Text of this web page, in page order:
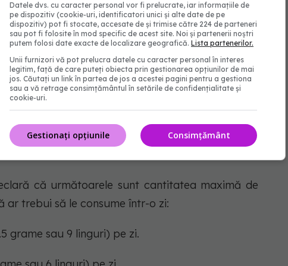
de cancer, potrivitHealthline.
sigură de zahăr pentru a
la această întrebare. În timp ce unii oameni ar
alții pot consuma cantități mari, fără efecte
că următoarele sunt cantitatea maximă de
trebui să le consume într-o zi:
grame sau 9 linguri) pe zi.
Datele dvs. cu caracter personal vor fi prelucrate, iar informațiile de
pe dispozitiv (cookie-uri, identificatori unici și alte date de pe
dispozitiv) pot fi stocate, accesate de și trimise către 224 de parteneri
sau pot fi folosite în mod specific de acest site. Noi și partenerii noștri
putem folosi date exacte de localizare geografică. Lista partenerilor.
Unii furnizori vă pot prelucra datele cu caracter personal în interes
legitim, față de care puteți obiecta prin gestionarea opțiunilor de mai
jos. Căutați un link în partea de jos a acestei pagini pentru a gestiona
sau a vă retrage consimțământul în setările de confidențialitate și
cookie-uri.
Consimțământ
Gestionați opțiunile